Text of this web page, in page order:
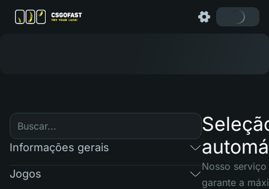
Informações gerais
Jogos
Nosso serviço
garante a